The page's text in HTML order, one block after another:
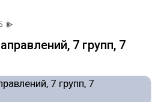
7 групп, 7